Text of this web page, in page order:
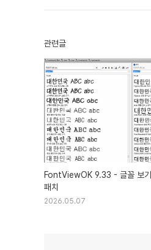
관련글
FontViewOK 9.33 - 글꼴 보
패치
2026.05.07